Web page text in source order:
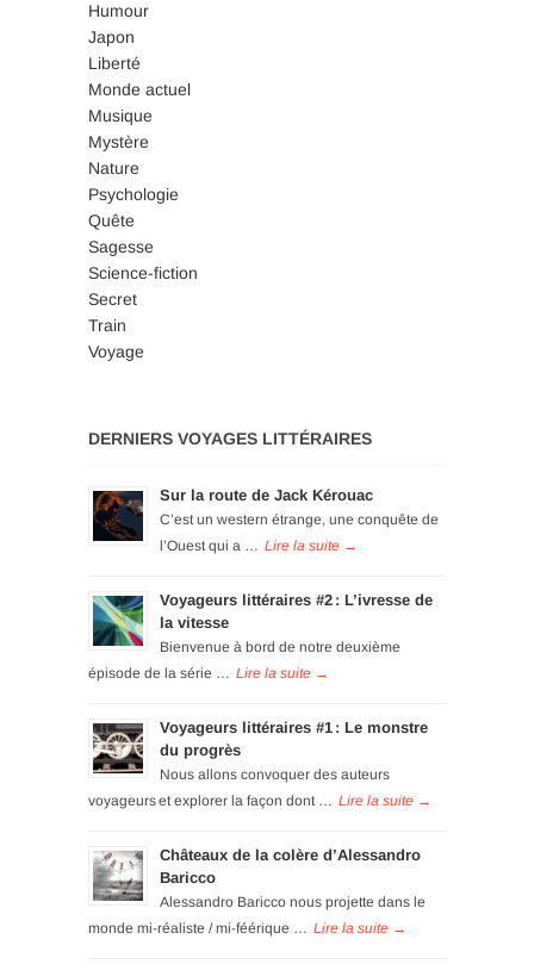
Humour
Japon
Liberté
Monde actuel
Musique
Mystère
Nature
Psychologie
Quête
Sagesse
Science-fiction
Secret
Train
Voyage
DERNIERS VOYAGES LITTÉRAIRES
Sur la route de Jack Kérouac
C’est un western étrange, une conquête de
l’Ouest qui a …
Voyageurs littéraires #2 : L’ivresse de
la vitesse
Bienvenue à bord de notre deuxième
épisode de la série …
Voyageurs littéraires #1 : Le monstre
du progrès
Nous allons convoquer des auteurs
voyageurs et explorer la façon dont …
Châteaux de la colère d’Alessandro
Baricco
Alessandro Baricco nous projette dans le
monde mi-réaliste / mi-féérique …